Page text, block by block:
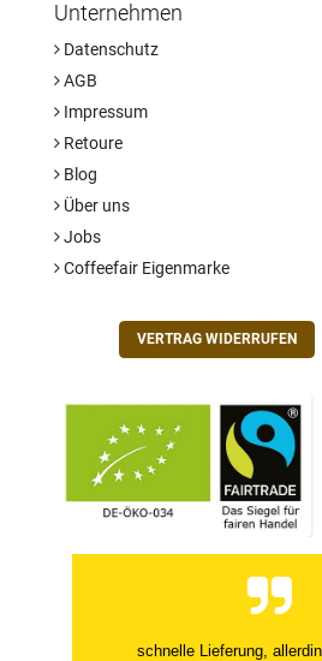
Unternehmen
Datenschutz
AGB
Impressum
Retoure
Blog
Über uns
Jobs
Coffeefair Eigenmarke
VERTRAG WIDERRUFEN
schnelle Lieferung,